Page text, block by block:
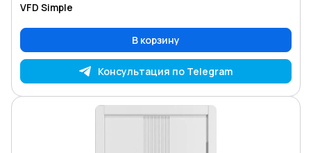
VFD Simple
В корзину
Консультация по Telegram